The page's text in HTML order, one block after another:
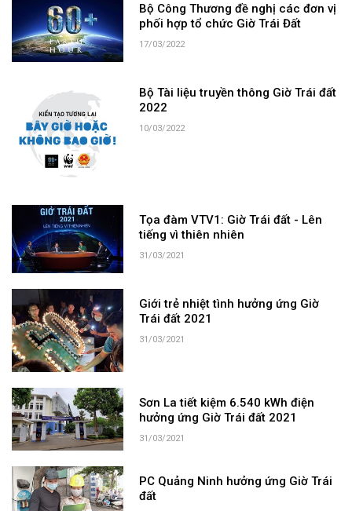
Bộ Công Thương đề nghị các đơn vị
phối hợp tổ chức Giờ Trái Đất
17/03/2022
Bộ Tài liệu truyền thông Giờ Trái đất
2022
10/03/2022
Tọa đàm VTV1: Giờ Trái đất - Lên
tiếng vì thiên nhiên
31/03/2021
Giới trẻ nhiệt tình hưởng ứng Giờ
Trái đất 2021
31/03/2021
Sơn La tiết kiệm 6.540 kWh điện
hưởng ứng Giờ Trái đất 2021
31/03/2021
PC Quảng Ninh hưởng ứng Giờ Trái
đất